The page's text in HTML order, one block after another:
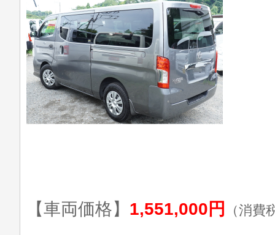
【車両価格】 1,551,000円 （消費